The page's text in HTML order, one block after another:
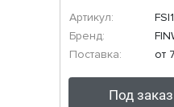
Артикул:
Бренд:
Поставка:
от
Под заказ